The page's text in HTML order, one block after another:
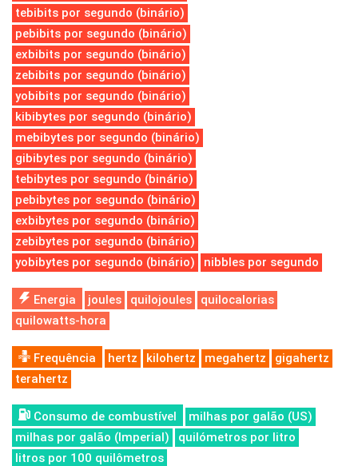
tebibits por segundo (binário)
pebibits por segundo (binário)
exbibits por segundo (binário)
zebibits por segundo (binário)
yobibits por segundo (binário)
kibibytes por segundo (binário)
mebibytes por segundo (binário)
gibibytes por segundo (binário)
tebibytes por segundo (binário)
pebibytes por segundo (binário)
exbibytes por segundo (binário)
zebibytes por segundo (binário)
yobibytes por segundo (binário)
nibbles por segundo
Energia joules quilojoules
quilocalorias
quilowatts-hora
Frequência hertz kilohertz megahertz
gigahertz
terahertz
Consumo de combustível
milhas por galão (US)
milhas por galão (Imperial)
quilómetros por litro
litros por 100 quilômetros